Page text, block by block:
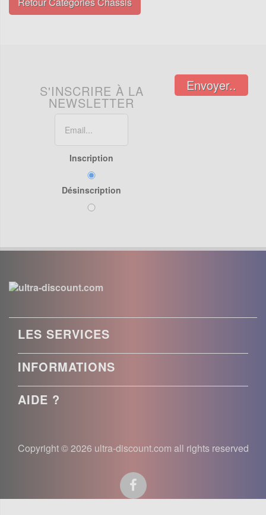
S'INSCRIRE À LA
NEWSLETTER
Inscription
Désinscription
Envoyer..
LES SERVICES
INFORMATIONS
AIDE ?
Copyright © 2026 ultra-discount.com all rights reserved